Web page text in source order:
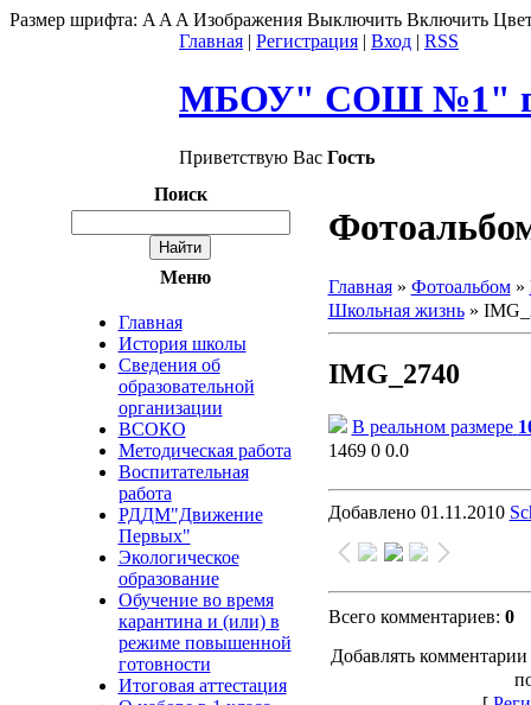
Размер шрифта: A A A Изображения Выключить Включить
Главная | Регистрация | Вход | RSS
МБОУ" СОШ №1"
Приветствую Вас Гость
Поиск
Меню
Главная
История школы
Сведения об
образовательной
организации
ВСОКО
Методическая работа
Воспитательная
работа
РДДМ"Движение
Первых"
Экологическое
образование
Обучение во время
карантина и (или) в
режиме повышенной
готовности
Итоговая аттестация
Главная» Фотоальбом»
Школьная жизнь»
IMG_2740
В реальном размере
1469 0 0.0
Добавлено01.11.2010
Всего комментариев: 0
Добавлять